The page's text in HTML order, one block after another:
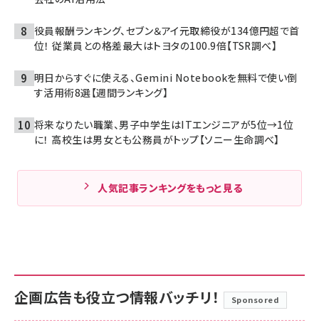
役員報酬ランキング、セブン＆アイ元取締役が134億円超で首
位！ 従業員との格差最大はトヨタの100.9倍【TSR調べ】
明日からすぐに使える、Gemini Notebookを無料で使い倒
す活用術8選【週間ランキング】
将来なりたい職業、男子中学生はITエンジニアが5位→1位
に！ 高校生は男女とも公務員がトップ【ソニー生命調べ】
人気記事ランキングをもっと見る
企画広告も役立つ情報バッチリ！ Sponsored